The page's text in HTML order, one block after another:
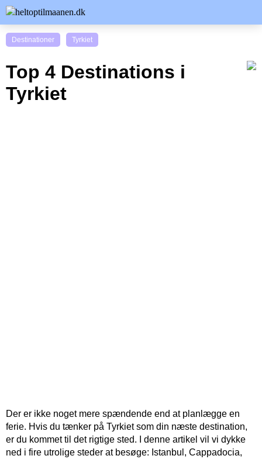
Destinationer Tyrkiet
Top 4 Destinations i
Tyrkiet
Der er ikke noget mere spændende end at planlægge en
ferie. Hvis du tænker på Tyrkiet som din næste destination,
er du kommet til det rigtige sted. I denne artikel vil vi dykke
ned i fire utrolige steder at besøge: Istanbul, Cappadocia,